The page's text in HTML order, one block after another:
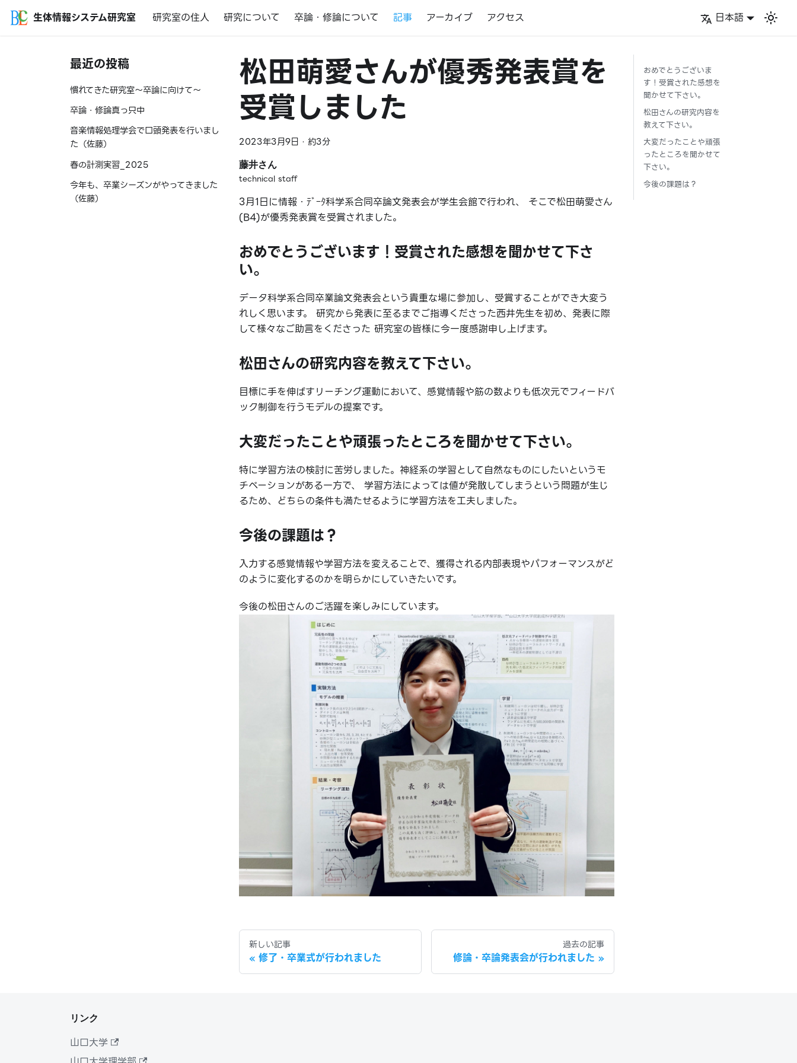
生体情報システム研究室 研究室の住人 研究について 卒論・修論について 記事 アーカイブ アクセス 日本語
最近の投稿
慣れてきた研究室〜卒論に向けて〜
卒論・修論真っ只中
音楽情報処理学会で口頭発表を行いまし
た（佐藤）
春の計測実習_2025
今年も、卒業シーズンがやってきました
（佐藤）
松田萌愛さんが優秀発表賞を
受賞しました
2023年3月9日 · 約3分
藤井さん
technical staff
3月1日に情報・ﾃﾞｰﾀ科学系合同卒論文発表会が学生会館で行われ、 そこで松田萌愛さん
(B4)が優秀発表賞を受賞されました。
おめでとうございます！受賞された感想を聞かせて下さ
い。
データ科学系合同卒業論文発表会という貴重な場に参加し、受賞することができ大変う
れしく思います。 研究から発表に至るまでご指導くださった西井先生を初め、発表に際
して様々なご助言をくださった 研究室の皆様に今一度感謝申し上げます。
松田さんの研究内容を教えて下さい。
目標に手を伸ばすリーチング運動において、感覚情報や筋の数よりも低次元でフィードバ
ック制御を行うモデルの提案です。
大変だったことや頑張ったところを聞かせて下さい。
特に学習方法の検討に苦労しました。神経系の学習として自然なものにしたいというモ
チベーションがある一方で、 学習方法によっては値が発散してしまうという問題が生じ
るため、どちらの条件も満たせるように学習方法を工夫しました。
今後の課題は？
入力する感覚情報や学習方法を変えることで、獲得される内部表現やパフォーマンスがど
のように変化するのかを明らかにしていきたいです。
今後の松田さんのご活躍を楽しみにしています。
新しい記事
修了・卒業式が行われました
過去の記事
修論・卒論発表会が行われました
おめでとうございま
す！受賞された感想を
聞かせて下さい。
松田さんの研究内容を
教えて下さい。
大変だったことや頑張
ったところを聞かせて
下さい。
今後の課題は？
リンク
山口大学